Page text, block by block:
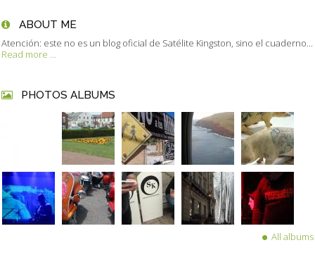
ABOUT ME
Atención: este no es un blog oficial de Satélite Kingston, sino el cuaderno...
Read more ...
PHOTOS ALBUMS
All albums